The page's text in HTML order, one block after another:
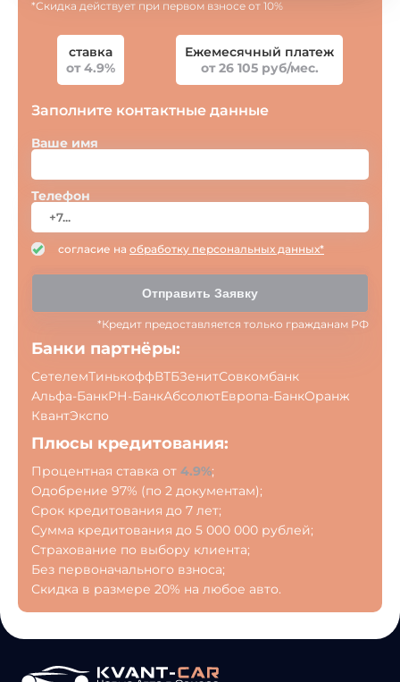
*Скидка действует при первом взносе от 10%
ставка
от 4.9%
Ежемесячный платеж
от 26 105 руб/мес.
Заполните контактные данные
Ваше имя
Телефон
согласие на обработку персональных данных*
Отправить Заявку
*Кредит предоставляется только гражданам РФ
Банки партнёры:
СетелемТинькоффВТБЗенитСовкомбанк
Альфа-БанкРН-БанкАбсолютЕвропа-БанкОранж
КвантЭкспо
Плюсы кредитования:
Процентная ставка от 4.9%;
Одобрение 97% (по 2 документам);
Срок кредитования до 7 лет;
Сумма кредитования до 5 000 000 рублей;
Страхование по выбору клиента;
Без первоначального взноса;
Скидка в размере 20% на любое авто.